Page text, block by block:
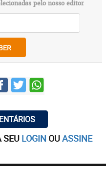
pelo nosso editor
SEU LOGIN OUASSINE